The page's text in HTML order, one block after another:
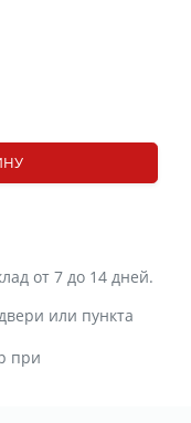
от 7 до 14 дней.
или пункта
при